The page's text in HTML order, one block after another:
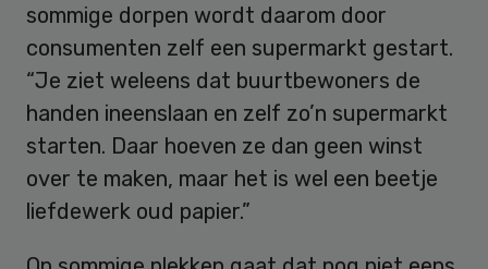
sommige dorpen wordt daarom door
consumenten zelf een supermarkt gestart.
“Je ziet weleens dat buurtbewoners de
handen ineenslaan en zelf zo’n supermarkt
starten. Daar hoeven ze dan geen winst
over te maken, maar het is wel een beetje
liefdewerk oud papier.”